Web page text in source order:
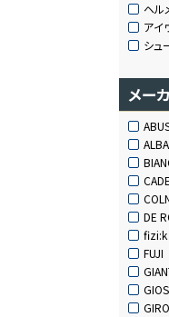
ヘル
アイ
シュ
メー
DE
fizi:k
FUJI
GIOS
GIRO